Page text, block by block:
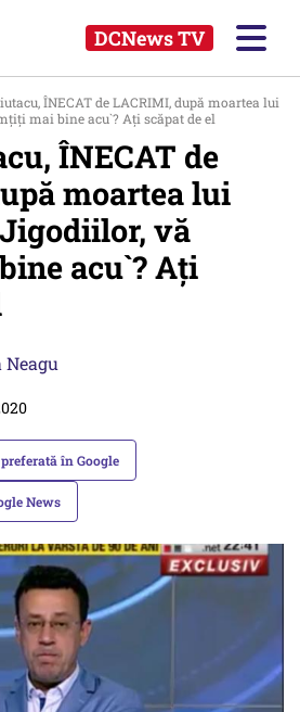
DCNews TV
ÎNECAT de LACRIMI, după moartea lui
mai bine acu`? Ați scăpat de el
ÎNECAT de
moartea lui
vă
acu`? Ați
Neagu
în Google
News